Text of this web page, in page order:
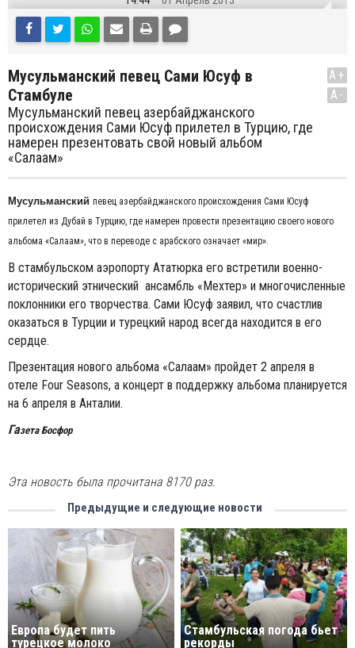
Мусульманский певец Сами Юсуф в
Стамбуле
Мусульманский певец азербайджанского
происхождения Сами Юсуф прилетел в Турцию, где
намерен презентовать свой новый альбом
«Салаам»
A+
A-
Мусульманский певец азербайджанского происхождения Сами Юсуф
прилетел из Дубай в Турцию, где намерен провести презентацию своего нового
альбома «Салаам», что в переводе с арабского означает «мир».
В стамбульском аэропорту Ататюрка его встретили военно-
исторический этнический ансамбль «Мехтер» и многочисленные
поклонники его творчества. Сами Юсуф заявил, что счастлив
оказаться в Турции и турецкий народ всегда находится в его
сердце.
Презентация нового альбома «Салаам» пройдет 2 апреля в
отеле Four Seasons, а концерт в поддержку альбома планируется
на 6 апреля в Анталии.
Газета Босфор
Эта новость была прочитана 8170 раз.
Предыдущие и следующие новости
Европа будет пить
турецкое молоко
Стамбульская погода бьет
рекорды